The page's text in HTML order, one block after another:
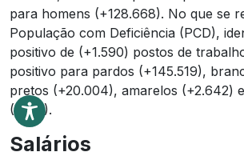
para homens (+128.668). No que se
População com Deficiência (PCD),
positivo de (+1.590) postos de
positivo para pardos (+145.519),
pretos (+20.004), amarelos (+2.642)
(+232).
Salários